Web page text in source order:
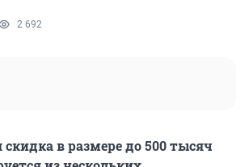
2 692
в размере до 500 тысяч